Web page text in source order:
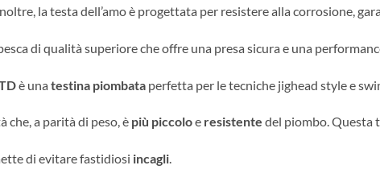
la testa dell’amo è progettata per resistere alla corrosione,
di qualità superiore che offre una presa sicura e una
è una testina piombata perfetta per le tecniche jighead style e
che, a parità di peso, è più piccoloe resistente del piombo. Questa
di evitare fastidiosi incagli.